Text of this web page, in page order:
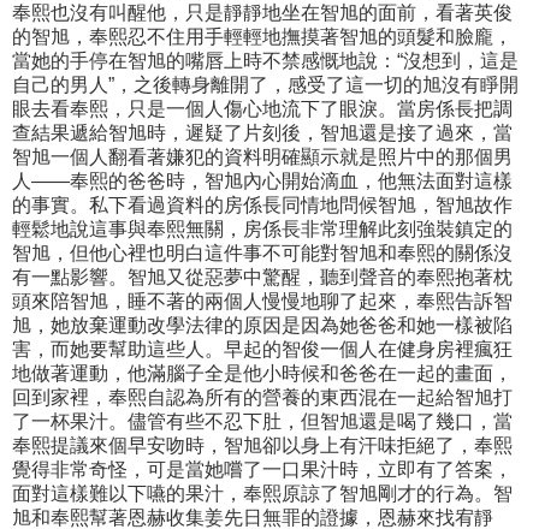
奉熙也沒有叫醒他，只是靜靜地坐在智旭的面前，看著英俊
的智旭，奉熙忍不住用手輕輕地撫摸著智旭的頭髮和臉龐，
當她的手停在智旭的嘴唇上時不禁感慨地說：“沒想到，這是
自己的男人”，之後轉身離開了，感受了這一切的旭沒有睜開
眼去看奉熙，只是一個人傷心地流下了眼淚。當房係長把調
查結果遞給智旭時，遲疑了片刻後，智旭還是接了過來，當
智旭一個人翻看著嫌犯的資料明確顯示就是照片中的那個男
人——奉熙的爸爸時，智旭內心開始滴血，他無法面對這樣
的事實。私下看過資料的房係長同情地問候智旭，智旭故作
輕鬆地說這事與奉熙無關，房係長非常理解此刻強裝鎮定的
智旭，但他心裡也明白這件事不可能對智旭和奉熙的關係沒
有一點影響。智旭又從惡夢中驚醒，聽到聲音的奉熙抱著枕
頭來陪智旭，睡不著的兩個人慢慢地聊了起來，奉熙告訴智
旭，她放棄運動改學法律的原因是因為她爸爸和她一樣被陷
害，而她要幫助這些人。早起的智俊一個人在健身房裡瘋狂
地做著運動，他滿腦子全是他小時候和爸爸在一起的畫面，
回到家裡，奉熙自認為所有的營養的東西混在一起給智旭打
了一杯果汁。儘管有些不忍下肚，但智旭還是喝了幾口，當
奉熙提議來個早安吻時，智旭卻以身上有汗味拒絕了，奉熙
覺得非常奇怪，可是當她嚐了一口果汁時，立即有了答案，
面對這樣難以下嚥的果汁，奉熙原諒了智旭剛才的行為。智
旭和奉熙幫著恩赫收集姜先日無罪的證據，恩赫來找宥靜